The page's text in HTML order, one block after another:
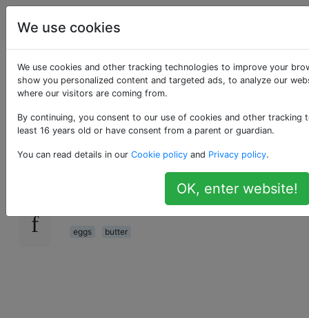
Kochen
Ein Ei ohne Öl oder
Butter kochen
25
Ich mag Rührei und Spiegelei, aber die
fügen wahrscheinlich unnötige Kalorien
ein Ei ohne Butter braten? Ich habe es in
versucht, aber es war ein Durcheinander.
eggs butter
We use cookies
We use cookies and other tracking technologies to improve your
show you personalized content and targeted ads, to analyze our
where our visitors are coming from.
By continuing, you consent to our use of cookies and other tracking
least 16 years old or have consent from a parent or guardian.
You can read details in our Cookie policy and Privacy policy.
OK, enter website!